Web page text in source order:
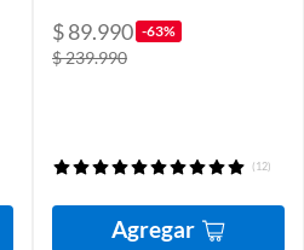
$ 89.990 -63%
$ 239.990
(12)
Agregar